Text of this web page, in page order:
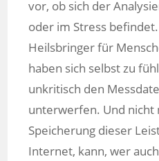
vor, ob sich der
oder im Stress
Heilsbringer für
haben sich selbst zu
unkritisch den
unterwerfen. Und nicht
Speicherung dieser
Internet, kann, wer